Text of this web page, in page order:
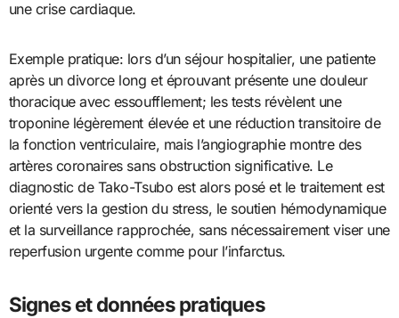
une crise cardiaque.
Exemple pratique: lors d’un séjour hospitalier, une patiente
après un divorce long et éprouvant présente une douleur
thoracique avec essoufflement; les tests révèlent une
troponine légèrement élevée et une réduction transitoire de
la fonction ventriculaire, mais l’angiographie montre des
artères coronaires sans obstruction significative. Le
diagnostic de Tako-Tsubo est alors posé et le traitement est
orienté vers la gestion du stress, le soutien hémodynamique
et la surveillance rapprochée, sans nécessairement viser une
reperfusion urgente comme pour l’infarctus.
Signes et données pratiques